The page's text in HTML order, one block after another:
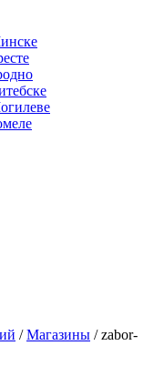
/ Магазины /zabor-